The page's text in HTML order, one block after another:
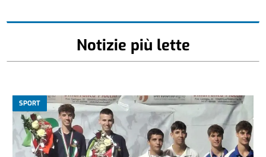
Notizie più lette
SPORT